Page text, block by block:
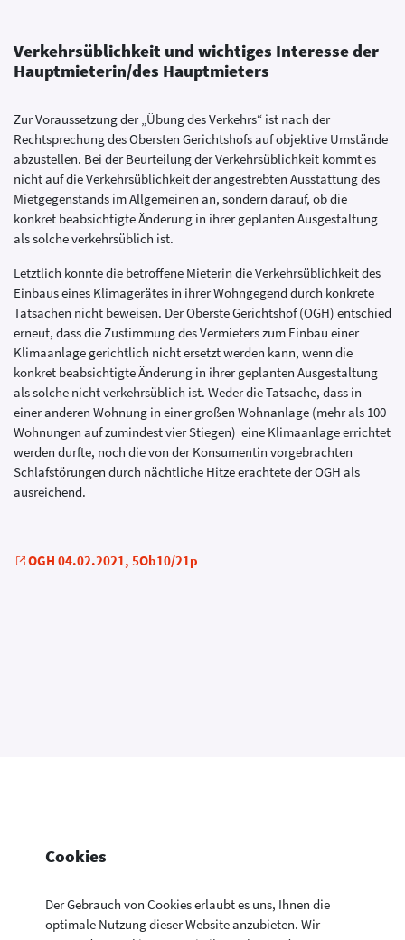
Cookies
Der Gebrauch von Cookies erlaubt es uns, Ihnen die
optimale Nutzung dieser Website anzubieten. Wir
Verkehrsüblichkeit und wichtiges Interesse der
Hauptmieterin/des Hauptmieters
Zur Voraussetzung der „Übung des Verkehrs“ ist nach der
Rechtsprechung des Obersten Gerichtshofs auf objektive Umstände
abzustellen. Bei der Beurteilung der Verkehrsüblichkeit kommt es
nicht auf die Verkehrsüblichkeit der angestrebten Ausstattung des
Mietgegenstands im Allgemeinen an, sondern darauf, ob die
konkret beabsichtigte Änderung in ihrer geplanten Ausgestaltung
als solche verkehrsüblich ist.
Letztlich konnte die betroffene Mieterin die Verkehrsüblichkeit des
Einbaus eines Klimagerätes in ihrer Wohngegend durch konkrete
Tatsachen nicht beweisen. Der Oberste Gerichtshof (OGH) entschied
erneut, dass die Zustimmung des Vermieters zum Einbau einer
Klimaanlage gerichtlich nicht ersetzt werden kann, wenn die
konkret beabsichtigte Änderung in ihrer geplanten Ausgestaltung
als solche nicht verkehrsüblich ist. Weder die Tatsache, dass in
einer anderen Wohnung in einer großen Wohnanlage (mehr als 100
Wohnungen auf zumindest vier Stiegen) eine Klimaanlage errichtet
werden durfte, noch die von der Konsumentin vorgebrachten
Schlafstörungen durch nächtliche Hitze erachtete der OGH als
ausreichend.
OGH 04.02.2021, 5Ob10/21p